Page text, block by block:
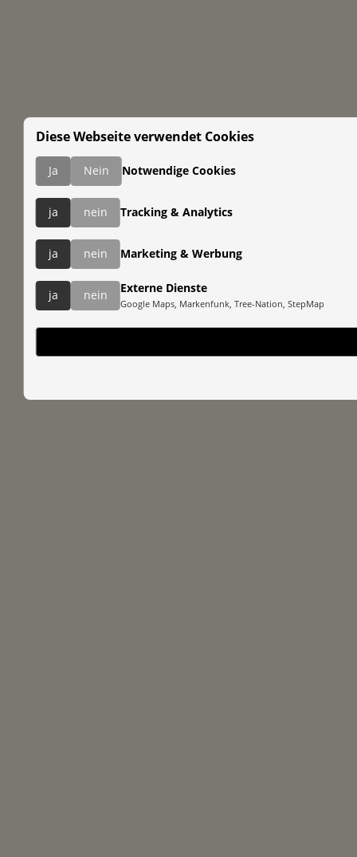
Diese Webseite verwendet Cookies
Ja Nein Notwendige Cookies
ja nein Tracking & Analytics
ja nein Marketing & Werbung
ja nein
Externe Dienste
Google Maps, Markenfunk, Tree-Nation, StepMap